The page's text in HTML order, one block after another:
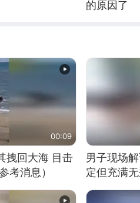
的原因了
00:09
拽回大海 目击
考消息）
男子现场
定但充满